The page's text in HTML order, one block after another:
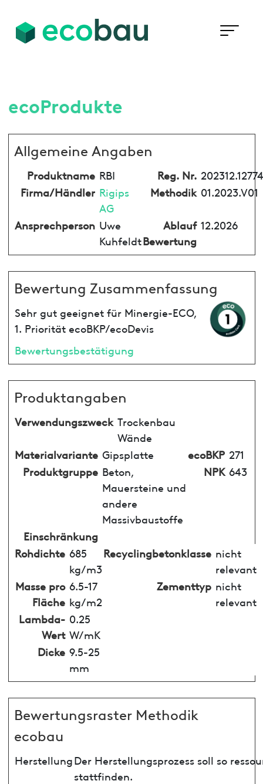
ecoProdukte
Allgemeine Angaben
Produktname RBI Reg. Nr. 202312.12774
Firma/Händler Rigips
AG
Methodik 01.2023.V01
Ansprechperson Uwe
Kuhfeldt
Ablauf
Bewertung
12.2026
Bewertung Zusammenfassung
Sehr gut geeignet für Minergie-ECO,
1. Priorität ecoBKP/ecoDevis
Bewertungsbestätigung
Produktangaben
Verwendungszweck Trockenbau
Wände
Materialvariante Gipsplatte ecoBKP 271
Produktgruppe Beton,
Mauersteine und
andere
Massivbaustoffe
NPK 643
Einschränkung
Rohdichte 685
kg/m3
Recyclingbetonklasse nicht
relevant
Masse pro
Fläche
6.5-17
kg/m2
Zementtyp nicht
relevant
Lambda-
Wert
0.25
W/mK
Dicke 9.5-25
mm
Bewertungsraster Methodik
ecobau
HerstellungDer Herstellungsprozess soll so
stattfinden.